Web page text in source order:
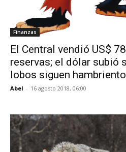
Finanzas
El Central vendió US$
reservas; el dólar subió
lobos siguen
Abel - 16 agosto 2018, 06:00